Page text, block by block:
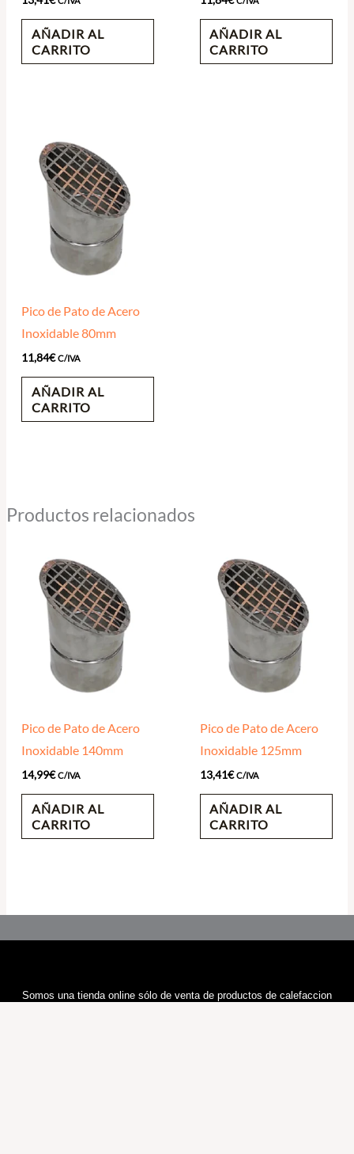
AÑADIR AL
CARRITO
AÑADIR AL
CARRITO
Pico de Pato de Acero
Inoxidable 80mm
11,84€ C/IVA
AÑADIR AL
CARRITO
Productos relacionados
Pico de Pato de Acero
Inoxidable 140mm
14,99€ C/IVA
AÑADIR AL
CARRITO
Pico de Pato de Acero
Inoxidable 125mm
13,41€ C/IVA
AÑADIR AL
CARRITO
Somos una tienda online sólo de venta de productos de calefaccion